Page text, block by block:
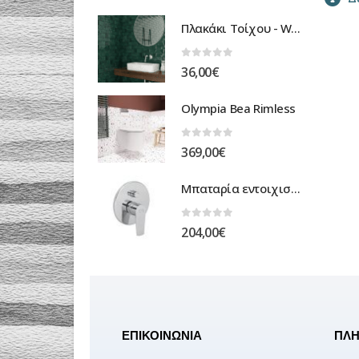
Πλακάκι Τοίχου - Wall Tile
36,00€
Olympia Bea Rimless
369,00€
Μπαταρία εντοιχισμένη ντουζιέρας optima
204,00€
ΕΠΙΚΟΙΝΩΝΙΑ